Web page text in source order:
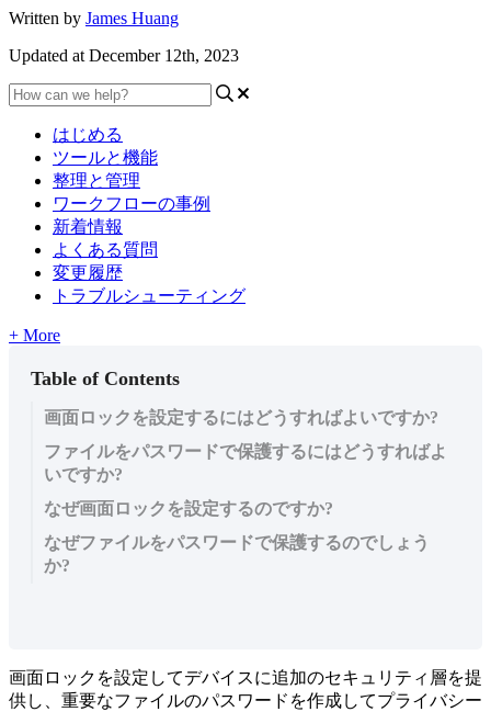
Written by James Huang
Updated at December 12th, 2023
はじめる
ツールと機能
整理と管理
ワークフローの事例
新着情報
よくある質問
変更履歴
トラブルシューティング
+ More
Table of Contents
画面ロックを設定するにはどうすればよいですか?
ファイルをパスワードで保護するにはどうすればよ
いですか?
なぜ画面ロックを設定するのですか?
なぜファイルをパスワードで保護するのでしょう
か?
画面ロ ッ ク を設定 してデバイ スに追加のセキ ュ リ テ ィ 層を提
供し 重要なフ ァイ ルのパス ワー ド を作成してプライバシー